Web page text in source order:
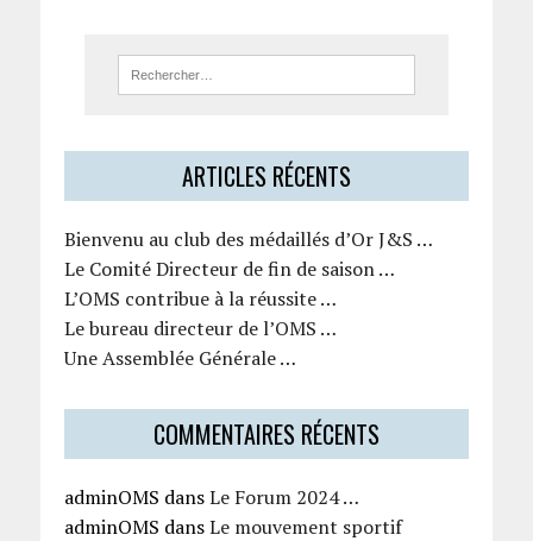
ARTICLES RÉCENTS
Bienvenu au club des médaillés d’Or J&S …
Le Comité Directeur de fin de saison …
L’OMS contribue à la réussite …
Le bureau directeur de l’OMS …
Une Assemblée Générale …
COMMENTAIRES RÉCENTS
adminOMS dansLe Forum 2024 …
adminOMS dansLe mouvement sportif